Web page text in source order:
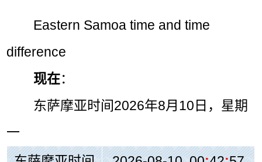
Eastern Samoa time and time
difference
现在：
东萨摩亚时间2026年8月10日，星期
一